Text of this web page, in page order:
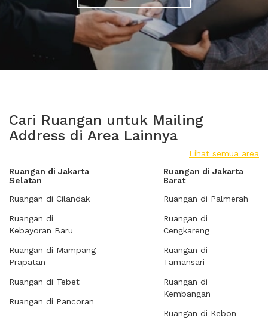
Cari Ruangan untuk Mailing
Address di Area Lainnya
Lihat semua area
Ruangan di Jakarta
Selatan
Ruangan di Cilandak
Ruangan di
Kebayoran Baru
Ruangan di Mampang
Prapatan
Ruangan di Tebet
Ruangan di Pancoran
Ruangan di Jakarta
Barat
Ruangan di Palmerah
Ruangan di
Cengkareng
Ruangan di
Tamansari
Ruangan di
Kembangan
Ruangan di Kebon